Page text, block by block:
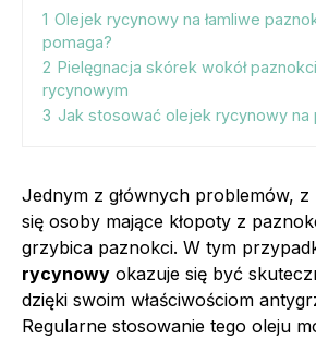
1 Olejek rycynowy na łamliwe
pomaga?
2 Pielęgnacja skórek wokół
rycynowym
3 Jak stosować olejek rycynowy na
Jednym z głównych problemów,
się osoby mające kłopoty z
grzybica paznokci. W tym
rycynowy okazuje się być
dzięki swoim właściwościom
Regularne stosowanie tego oleju